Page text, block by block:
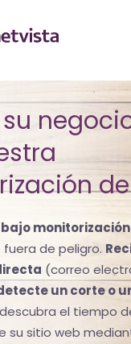
monitorización
de peligro.
(correo
un corte o
el tiempo
su sitio web